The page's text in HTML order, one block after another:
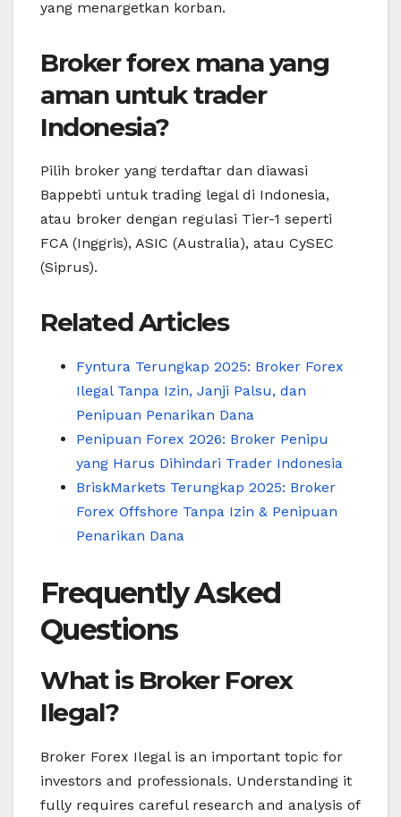
yang menargetkan korban.
Broker forex mana yang
aman untuk trader
Indonesia?
Pilih broker yang terdaftar dan diawasi
Bappebti untuk trading legal di Indonesia,
atau broker dengan regulasi Tier-1 seperti
FCA (Inggris), ASIC (Australia), atau CySEC
(Siprus).
Related Articles
Fyntura Terungkap 2025: Broker Forex
Ilegal Tanpa Izin, Janji Palsu, dan
Penipuan Penarikan Dana
Penipuan Forex 2026: Broker Penipu
yang Harus Dihindari Trader Indonesia
BriskMarkets Terungkap 2025: Broker
Forex Offshore Tanpa Izin & Penipuan
Penarikan Dana
Frequently Asked
Questions
What is Broker Forex
Ilegal?
Broker Forex Ilegal is an important topic for
investors and professionals. Understanding it
fully requires careful research and analysis of